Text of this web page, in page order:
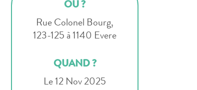
OÙ ?
Rue Colonel Bourg,
123-125 à 1140 Evere
QUAND ?
Le 12 Nov 2025